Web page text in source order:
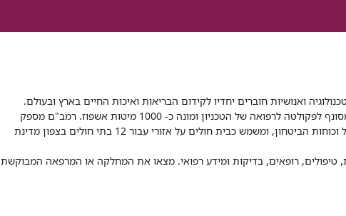
ואנושיות חוברים יחדיו לקידום הבריאות ואיכות החיים בארץ ובעולם.
רמב"ם הוא בית חולים ממשלתי אקדמי, המסונף לפקולטה לרפואה של הטכניון ומונה כ- 1000 מיטות אשפוז. רמב"ם מספק
שירותי רפואה לכ-2,700,000 תושבים, צה"ל וכוחות הביטחון, ומשמש כבית חולים על אזורי עבור 12 בתי חולים בצפון מדינת
טיפולים, רופאים, בדיקות ומידע רפואי. מצאו את המחלקה או המרפאה המבוקשת